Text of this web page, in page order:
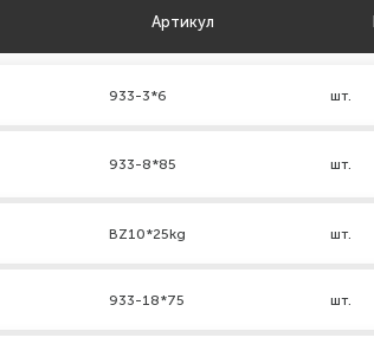
Артикул
933-3*6 шт.
933-8*85 шт.
BZ10*25kg шт.
933-18*75 шт.